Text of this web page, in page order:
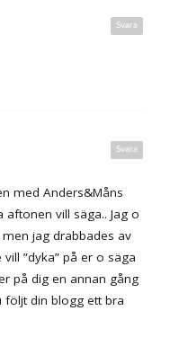
Svara
Svara
med Anders&Måns
vill säga.. Jag o
jag drabbades av
”dyka” på er o säga
på dig en annan gång
följt din blogg ett bra